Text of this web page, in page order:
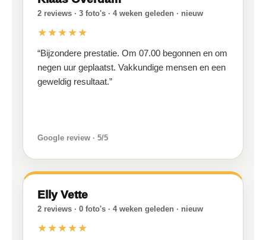
2 reviews · 3 foto's · 4 weken geleden · nieuw
★★★★★
“Bijzondere prestatie. Om 07.00 begonnen en om
negen uur geplaatst. Vakkundige mensen en een
geweldig resultaat.”
Google review · 5/5
Elly Vette
2 reviews · 0 foto's · 4 weken geleden · nieuw
★★★★★